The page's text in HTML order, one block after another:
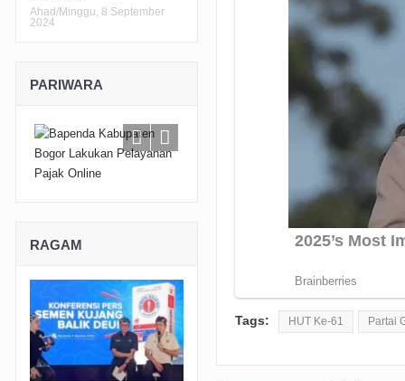
Tags: HUT Ke-61 Partai
Ahad/Minggu, 8 September
2024
PARIWARA
RAGAM